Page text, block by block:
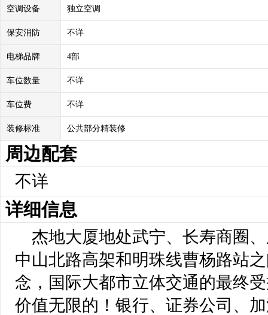
空调设备 独立空调
保安消防 不详
电梯品牌 4部
车位数量 不详
车位费 不详
装修标准 公共部分精装修
周边配套
不详
详细信息
杰地大厦地处武宁、长寿商圈
中山北路高架和明珠线曹杨路站
念，国际大都市立体交通的最终
价值无限的！银行、证券公司、